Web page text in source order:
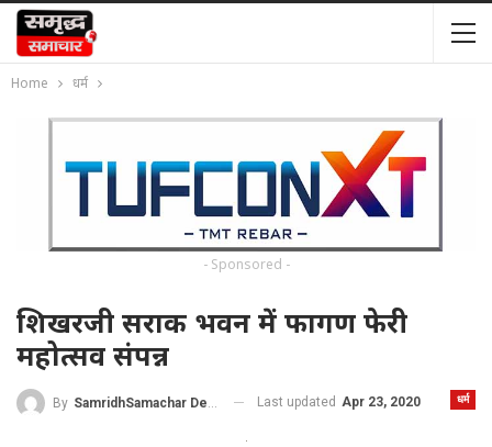
Home धर्म
- Sponsored -
शिखरजी सराक भवन में फागण फेरी
महोत्सव संपन्न
धर्म
By SamridhSamachar Desk Last updated Apr 23, 2020